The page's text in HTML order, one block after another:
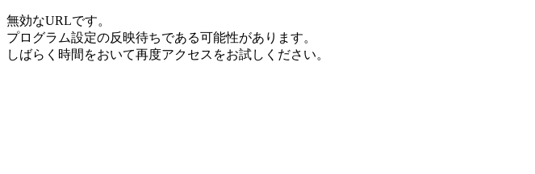
無効なURLです。
プログラム設定の反映待ちである可能性があります。
しばらく時間をおいて再度アクセスをお試しください。